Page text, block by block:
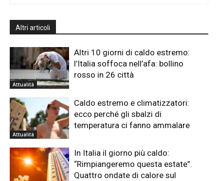
Altri articoli
Attualità
Altri 10 giorni di caldo estremo:
l’Italia soffoca nell’afa: bollino
rosso in 26 città
Attualità
Caldo estremo e climatizzatori:
ecco perché gli sbalzi di
temperatura ci fanno ammalare
In Italia il giorno più caldo:
“Rimpiangeremo questa estate”.
Quattro ondate di calore sul